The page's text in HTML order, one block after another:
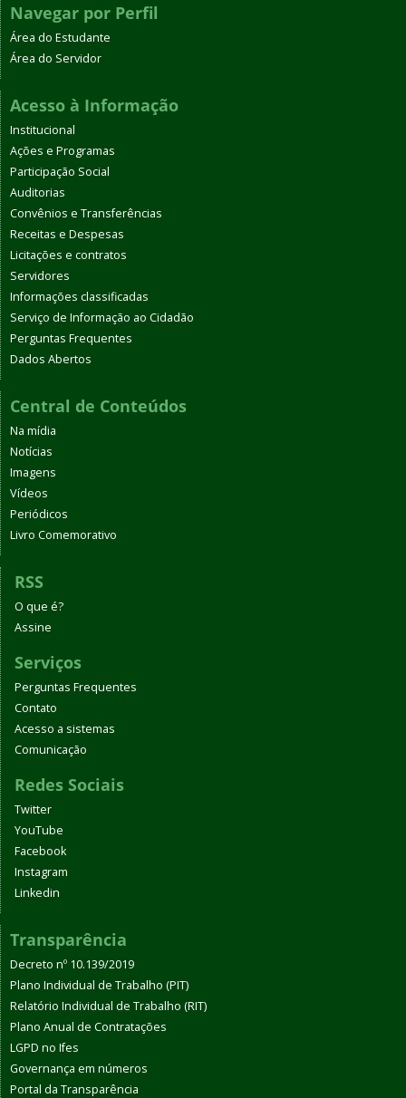
Navegar por Perfil
Área do Estudante
Área do Servidor
Acesso à Informação
Institucional
Ações e Programas
Participação Social
Auditorias
Convênios e Transferências
Receitas e Despesas
Licitações e contratos
Servidores
Informações classificadas
Serviço de Informação ao Cidadão
Perguntas Frequentes
Dados Abertos
Central de Conteúdos
Na mídia
Notícias
Imagens
Vídeos
Periódicos
Livro Comemorativo
RSS
O que é?
Assine
Serviços
Perguntas Frequentes
Contato
Acesso a sistemas
Comunicação
Redes Sociais
Twitter
YouTube
Facebook
Instagram
Linkedin
Transparência
Decreto nº 10.139/2019
Plano Individual de Trabalho (PIT)
Relatório Individual de Trabalho (RIT)
Plano Anual de Contratações
LGPD no Ifes
Governança em números
Portal da Transparência